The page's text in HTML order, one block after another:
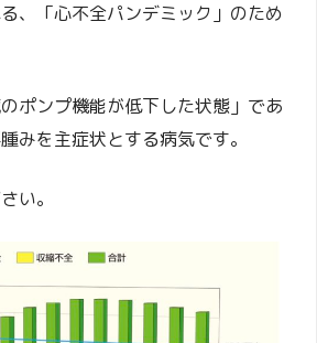
、「心不全パンデミック」のため
ポンプ機能が低下した状態」であ
みを主症状とする病気です。
い。